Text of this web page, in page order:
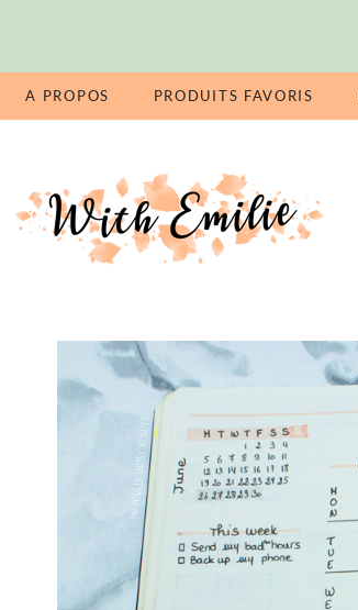
A PROPOS PRODUITS FAVORIS